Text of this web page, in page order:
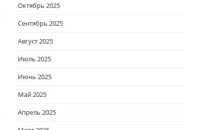
Октябрь 2025
Сентябрь 2025
Август 2025
Июль 2025
Июнь 2025
Май 2025
Апрель 2025